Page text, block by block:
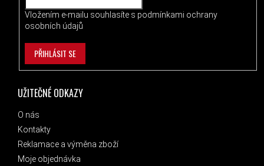
UŽITEČNÉ ODKAZY
O nás
Kontakty
Reklamace a výměna zboží
Moje objednávka
Vložením e-mailu souhlasíte s podmínkami ochrany
osobních údajů
PŘIHLÁSIT SE